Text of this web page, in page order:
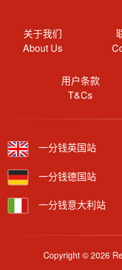
关于我们
About Us
用户条款
T&Cs
一分钱英国站
一分钱德国站
一分钱意大利站
Copyright © 2026